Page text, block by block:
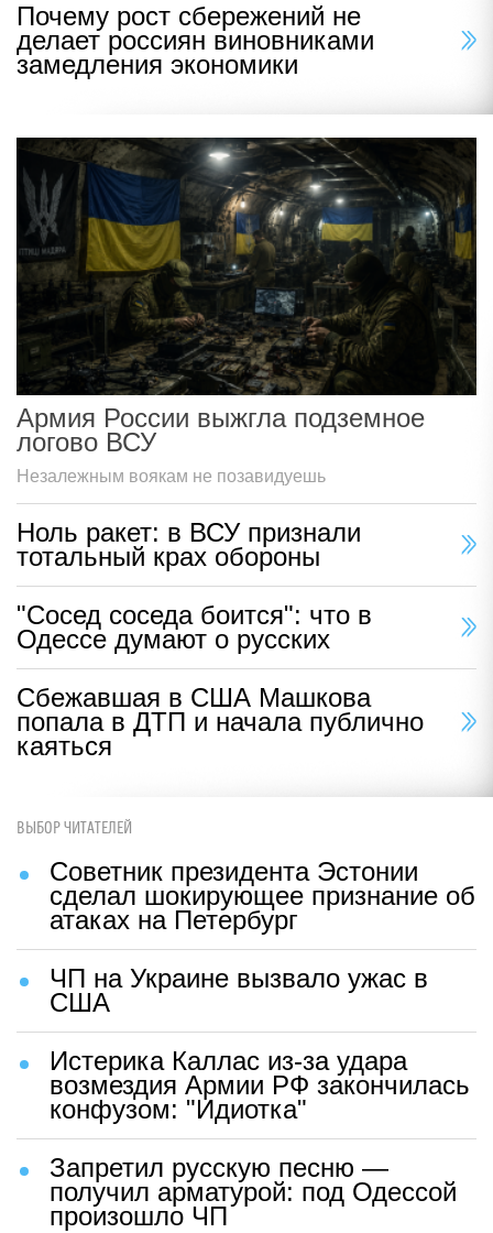
Почему рост сбережений не
делает россиян виновниками
замедления экономики
Армия России выжгла подземное
логово ВСУ
Незалежным воякам не позавидуешь
Ноль ракет: в ВСУ признали
тотальный крах обороны
"Сосед соседа боится": что в
Одессе думают о русских
Сбежавшая в США Машкова
попала в ДТП и начала публично
каяться
ВЫБОР ЧИТАТЕЛЕЙ
Советник президента Эстонии
сделал шокирующее признание об
атаках на Петербург
ЧП на Украине вызвало ужас в
США
Истерика Каллас из-за удара
возмездия Армии РФ закончилась
конфузом: "Идиотка"
Запретил русскую песню —
получил арматурой: под Одессой
произошло ЧП